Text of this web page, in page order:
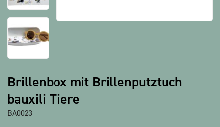
The Heart Bear
Alle Produkte anzeigen
Brillenbox mit Brillenputztuch
bauxili Tiere
BA0023